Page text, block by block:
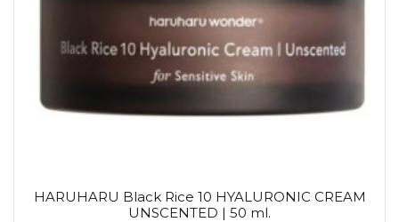
HARUHARU Black Rice 10 HYALURONIC CREAM
UNSCENTED | 50 ml.